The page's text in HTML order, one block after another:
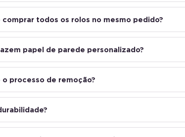
comprar todos os rolos no mesmo pedido?
papel de parede personalizado?
o processo de remoção?